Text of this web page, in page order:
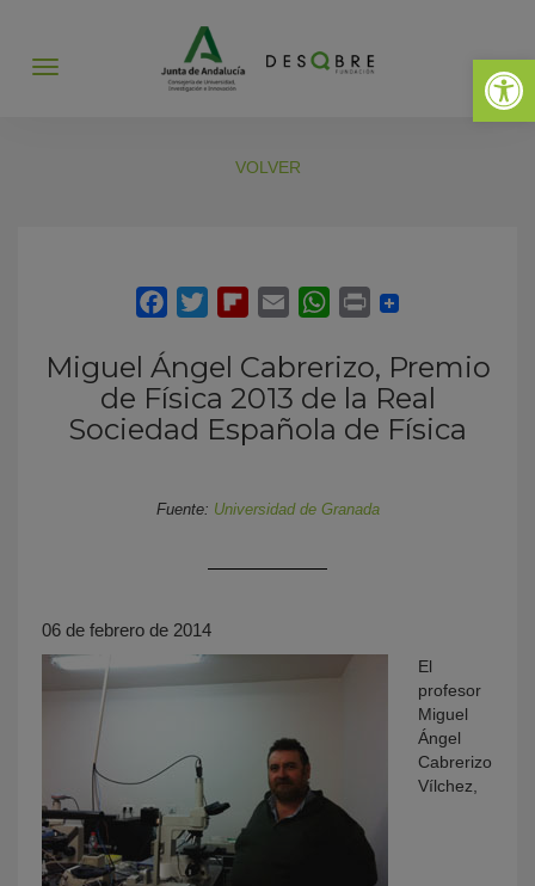
Abrir
Abrir
VOLVER
Miguel Ángel Cabrerizo, Premio
de Física 2013 de la Real
Sociedad Española de Física
Fuente: Universidad de Granada
06 de febrero de 2014
El
profesor
Miguel
Ángel
Cabrerizo
Vílchez,